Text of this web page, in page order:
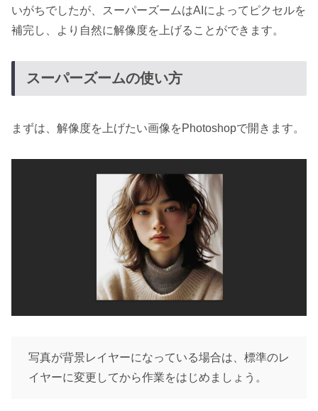
いがちでしたが、スーパーズームはAIによってピクセルを
補完し、より自然に解像度を上げることができます。
スーパーズームの使い方
まずは、解像度を上げたい画像をPhotoshopで開きます。
写真が背景レイヤーになっている場合は、標準のレ
イヤーに変更してから作業をはじめましょう。